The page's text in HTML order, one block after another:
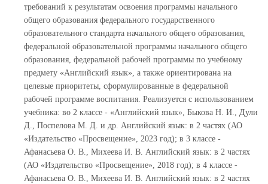
требований к результатам освоения программы начального
общего образования федерального государственного
образовательного стандарта начального общего образования,
федеральной образовательной программы начального общего
образования, федеральной рабочей программы по учебному
предмету «Английский язык», а также ориентирована на
целевые приоритеты, сформулированные в федеральной
рабочей программе воспитания. Реализуется с использованием
учебника: во 2 классе - «Английский язык», Быкова Н. И., Дули
Д., Поспелова М. Д. и др. Английский язык: в 2 частях (АО
«Издательство «Просвещение», 2023 год); в 3 классе -
Афанасьева О. В., Михеева И. В. Английский язык: в 2 частях
(АО «Издательство «Просвещение», 2018 год); в 4 классе -
Афанасьева О. В., Михеева И. В. Английский язык: в 2 частях